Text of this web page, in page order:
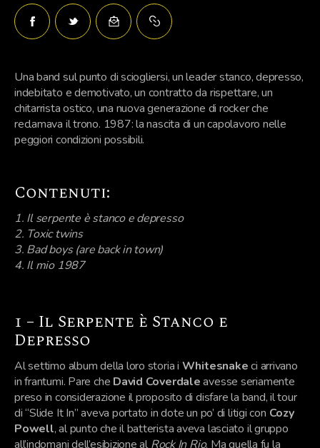
Una band sul punto di sciogliersi, un leader stanco, depresso,
indebitato e demotivato, un contratto da rispettare, un
chitarrista ostico, una nuova generazione di rocker che
reclamava il trono. 1987: la nascita di un capolavoro nelle
peggiori condizioni possibili.
Contenuti:
1. Il serpente è stanco e depresso
2. Toxic twins
3. Bad boys (are back in town)
4. Il mio 1987
1 – Il Serpente è Stanco e
Depresso
Al settimo album della loro storia i Whitesnakeci arrivano
in frantumi. Pare che David Coverdaleavesse seriamente
preso in considerazione il proposito di disfare la band, il tour
di “Slide It In” aveva portato in dote un po’ di litigi con Cozy
Powell, al punto che il batterista aveva lasciato il gruppo
all’indomani dell’esibizione al Rock In Rio. Ma quella fu la